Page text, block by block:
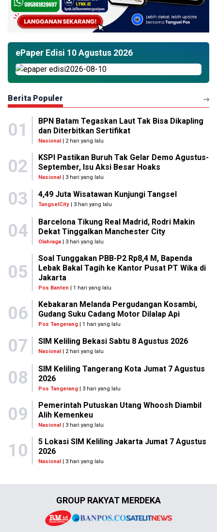
ePaper Edisi 10 Agustus 2026
Berita Populer
01
BPN Batam Tegaskan Laut Tak Bisa Dikapling
dan Diterbitkan Sertifikat
Nasional| 2 hari yang lalu
02
KSPI Pastikan Buruh Tak Gelar Demo Agustus-
September, Isu Aksi Besar Hoaks
Nasional| 3 hari yang lalu
03 4,49 Juta Wisatawan Kunjungi Tangsel
TangselCity | 3 hari yang lalu
04
Barcelona Tikung Real Madrid, Rodri Makin
Dekat Tinggalkan Manchester City
Olahraga| 3 hari yang lalu
05
Soal Tunggakan PBB-P2 Rp8,4 M, Bapenda
Lebak Bakal Tagih ke Kantor Pusat PT Wika di
Jakarta
Pos Banten | 1 hari yang lalu
06
Kebakaran Melanda Pergudangan Kosambi,
Gudang Suku Cadang Motor Dilalap Api
Pos Tangerang| 1 hari yang lalu
07 SIM Keliling Bekasi Sabtu 8 Agustus 2026
Nasional | 2 hari yang lalu
08
SIM Keliling Tangerang Kota Jumat 7 Agustus
2026
Pos Tangerang| 3 hari yang lalu
09
Pemerintah Putuskan Utang Whoosh Diambil
Alih Kemenkeu
Nasional| 3 hari yang lalu
10
5 Lokasi SIM Keliling Jakarta Jumat 7 Agustus
2026
Nasional| 3 hari yang lalu
GROUP RAKYAT MERDEKA